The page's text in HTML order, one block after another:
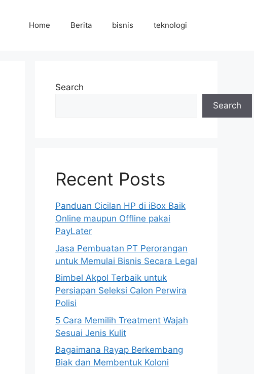
Home Berita bisnis teknologi
Search
Search
Recent Posts
Panduan Cicilan HP di iBox Baik
Online maupun Offline pakai
PayLater
Jasa Pembuatan PT Perorangan
untuk Memulai Bisnis Secara Legal
Bimbel Akpol Terbaik untuk
Persiapan Seleksi Calon Perwira
Polisi
5 Cara Memilih Treatment Wajah
Sesuai Jenis Kulit
Bagaimana Rayap Berkembang
Biak dan Membentuk Koloni